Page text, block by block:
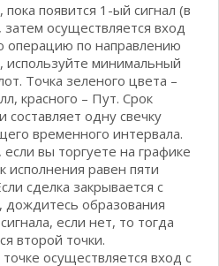
появится 1-ый сигнал (в
осуществляется вход
операцию по направлению
используйте минимальный
Точка зеленого цвета –
красного – Пут. Срок
составляет одну свечку
временного интервала.
вы торгуете на графике
исполнения равен пяти
сделка закрывается с
образования
если нет, то тогда
второй точки.
осуществляется вход с